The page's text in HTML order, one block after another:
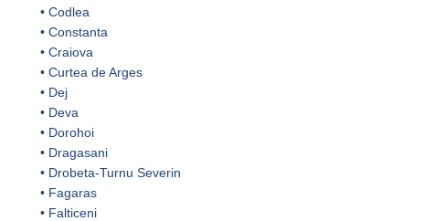
• Codlea
• Constanta
• Craiova
• Curtea de Arges
• Dej
• Deva
• Dorohoi
• Dragasani
• Drobeta-Turnu Severin
• Fagaras
• Falticeni